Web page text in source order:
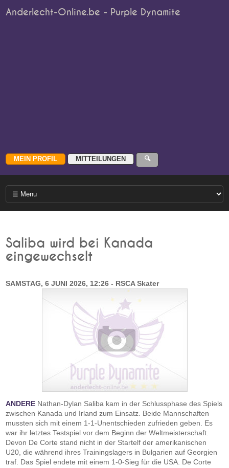
Anderlecht-Online.be - Purple Dynamite
Saliba wird bei Kanada
eingewechselt
SAMSTAG, 6 JUNI 2026, 12:26 - RSCA Skater
ANDERE Nathan-Dylan Saliba kam in der Schlussphase des Spiels
zwischen Kanada und Irland zum Einsatz. Beide Mannschaften
mussten sich mit einem 1-1-Unentschieden zufrieden geben. Es
war ihr letztes Testspiel vor dem Beginn der Weltmeisterschaft.
Devon De Corte stand nicht in der Startelf der amerikanischen
U20, die während ihres Trainingslagers in Bulgarien auf Georgien
traf. Das Spiel endete mit einem 1-0-Sieg für die USA. De Corte